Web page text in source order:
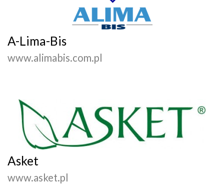
A-Lima-Bis
www.alimabis.com.pl
Asket
www.asket.pl